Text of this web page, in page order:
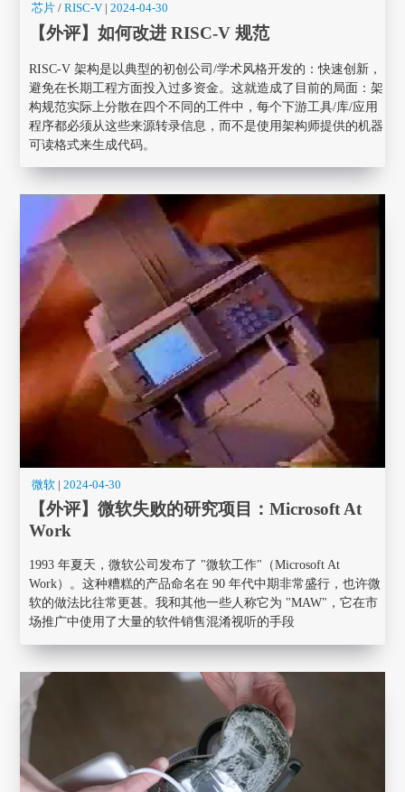
芯片 / RISC-V |2024-04-30
【外评】如何改进 RISC-V 规范
RISC-V 架构是以典型的初创公司/学术风格开发的：快速创新，
避免在长期工程方面投入过多资金。这就造成了目前的局面：架
构规范实际上分散在四个不同的工件中，每个下游工具/库/应用
程序都必须从这些来源转录信息，而不是使用架构师提供的机器
可读格式来生成代码。
微软 |2024-04-30
【外评】微软失败的研究项目：Microsoft At
Work
1993 年夏天，微软公司发布了 "微软工作"（Microsoft At
Work）。这种糟糕的产品命名在 90 年代中期非常盛行，也许微
软的做法比往常更甚。我和其他一些人称它为 "MAW"，它在市
场推广中使用了大量的软件销售混淆视听的手段